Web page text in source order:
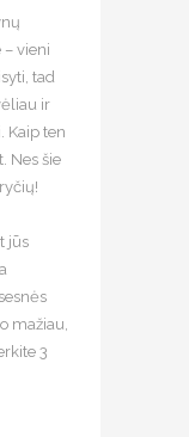
vieni
tad
ir
Kaip ten
Nes šie
⠀
jūs
mažiau,
3